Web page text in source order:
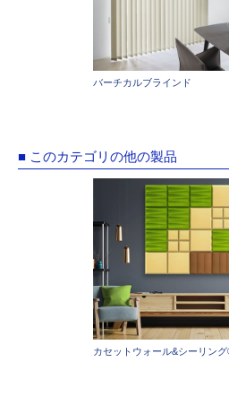
バーチカルブラインド
■ このカテゴリの他の製品
カセットウォール&シーリング